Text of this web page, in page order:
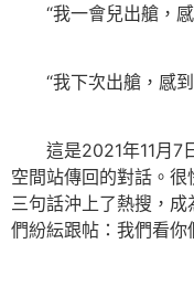
“我一會兒出艙，感
“我下次出艙，感到
這是2021年11月7
空間站傳回的對話。很
三句話沖上了熱搜，
們紛紜跟帖：我們看你